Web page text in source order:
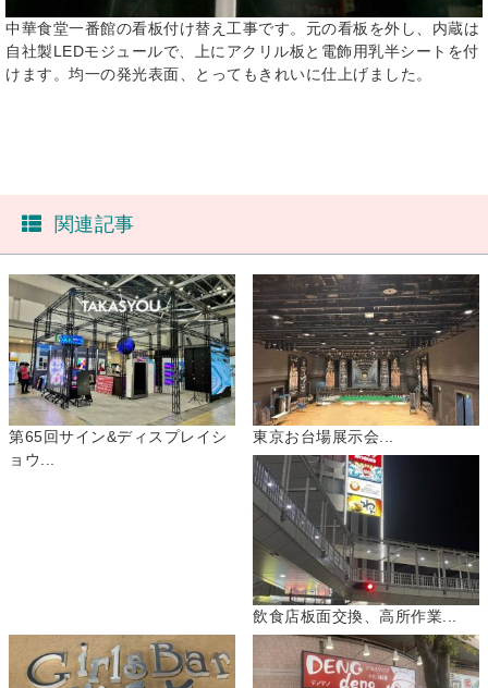
中華食堂一番館の看板付け替え工事です。元の看板を外し、内蔵は
自社製LEDモジュールで、上にアクリル板と電飾用乳半シートを付
けます。均一の発光表面、とってもきれいに仕上げました。
関連記事
第65回サイン&ディスプレイシ
ョウ...
東京お台場展示会...
飲食店板面交換、高所作業...